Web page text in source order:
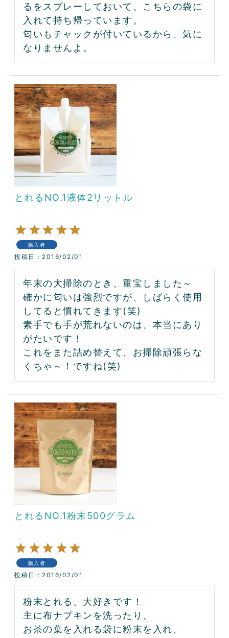
るをスプレーしておいて、こちらの袋に
入れて持ち帰っています。
匂いもチャックが付いているから、気に
なりませんよ。
とれるNO.1液体2リットル
購入者
投稿日 2016/02/01
年末の大掃除のとき、重宝しました～
確かに匂いは強烈ですが、しばらく使用
してると慣れてきます(笑)
素手でも手が荒れないのは、本当にあり
がたいです！
これをまた詰め替えて、お掃除頑張らな
くちゃ～！ですね(笑)
とれるNO.1粉末500グラム
購入者
投稿日 2016/02/01
粉末とれる、大好きです！
主に布ナプキンを洗ったり、
お茶の葉を入れる袋に粉末を入れ、